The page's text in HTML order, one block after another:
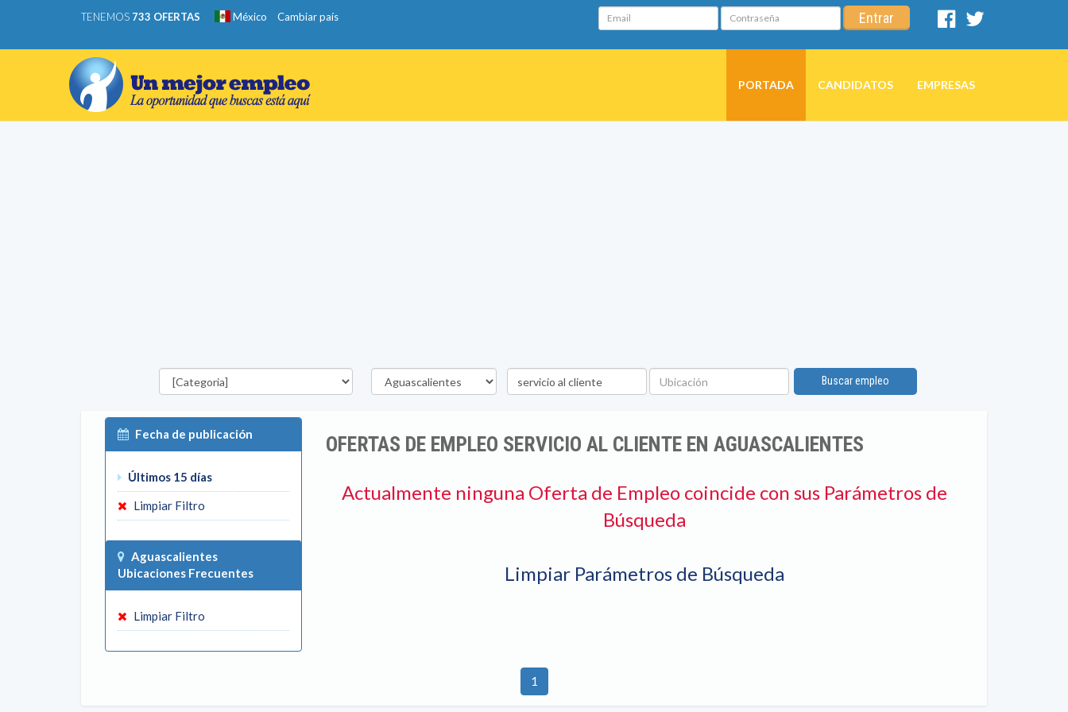
TENEMOS 733 OFERTAS México Cambiar país Email Contraseña Entrar
Facebook
PORTADA CANDIDATOS EMPRESAS
Categorías Estado
Palabra
clave
Ubicación
Buscar empleo
Fecha de publicación
Últimos 15 días
Limpiar Filtro
Aguascalientes
Ubicaciones Frecuentes
Limpiar Filtro
OFERTAS DE EMPLEO SERVICIO AL CLIENTE EN AGUASCALIENTES
Actualmente ninguna Oferta de Empleo coincide con sus Parámetros de
Búsqueda
Limpiar Parámetros de Búsqueda
1